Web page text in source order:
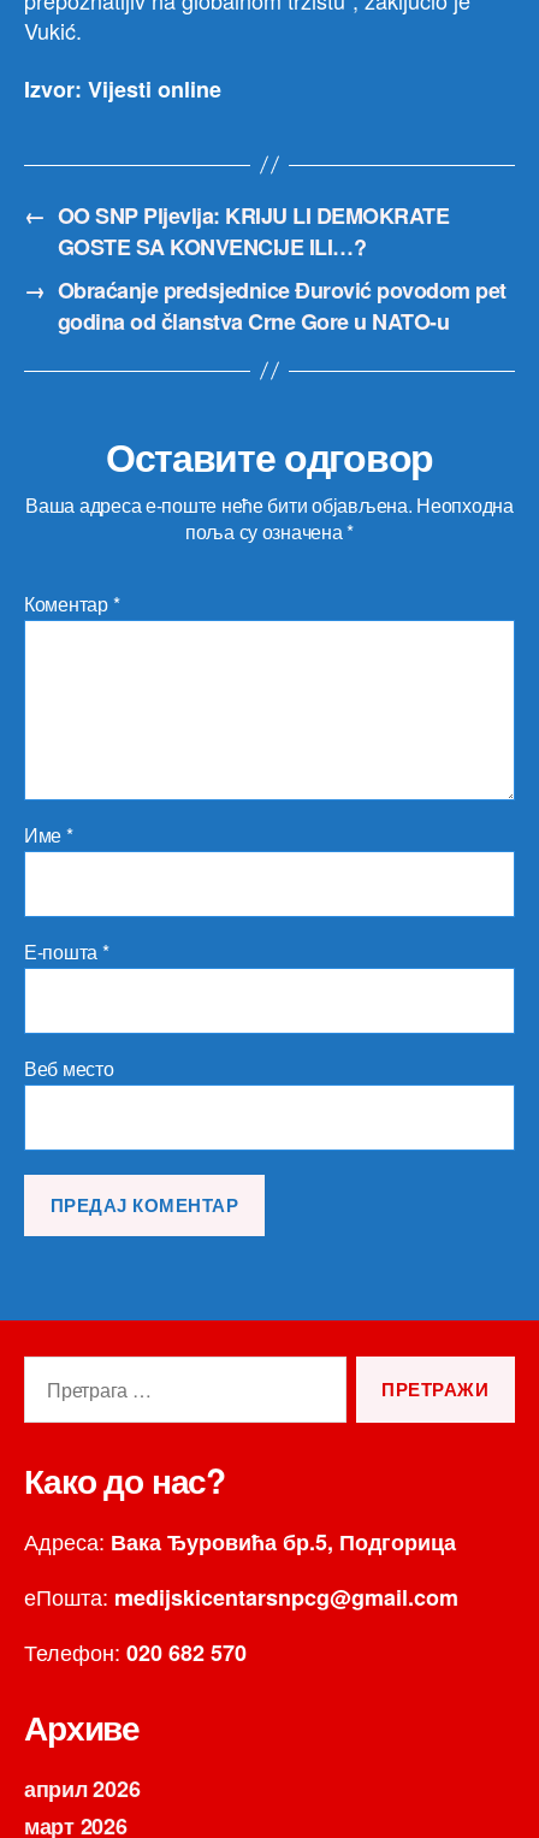
Vukić.
Izvor: Vijesti online
← OO SNP Pljevlja: KRIJU LI DEMOKRATE
GOSTE SA KONVENCIJE ILI…?
→ Obraćanje predsjednice Đurović povodom pet
godina od članstva Crne Gore u NATO-u
Оставите одговор
Ваша адреса е-поште неће бити објављена. Неопходна
поља су означена*
Коментар*
Име*
Е-пошта*
Веб место
Како до нас?
Адреса: Вака Ђуровића бр.5, Подгорица
еПошта: medijskicentarsnpcg@gmail.com
Телефон: 020 682 570
Архиве
април 2026
март 2026